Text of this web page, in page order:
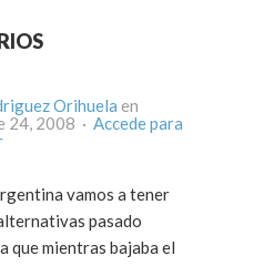
Orihuela en
noviembre 24, 2008 · Accede para
vamos a tener
pasado
que mientras bajaba el